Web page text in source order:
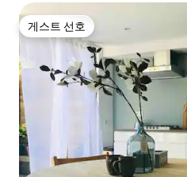
게스트 선호
게스트 선호